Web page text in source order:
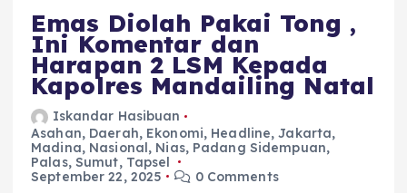
Emas Diolah Pakai Tong ,
Ini Komentar dan
Harapan 2 LSM Kepada
Kapolres Mandailing Natal
Iskandar Hasibuan
Asahan, Daerah, Ekonomi, Headline,Jakarta,
Madina, Nasional, Nias, Padang Sidempuan,
Palas, Sumut, Tapsel
September 22, 2025
0 Comments